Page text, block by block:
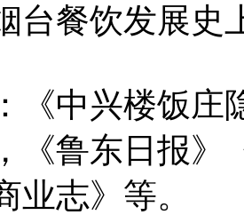
台餐饮发展史
《中兴楼饭庄
《鲁东日报》
业志》等。